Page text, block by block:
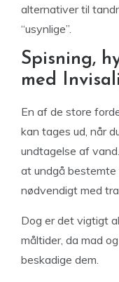
alternativer til
“usynlige”.
Spisning,
med
En af de store
kan tages ud, når
undtagelse af
at undgå
nødvendigt med
Dog er det vigtigt
måltider, da mad
beskadige dem.